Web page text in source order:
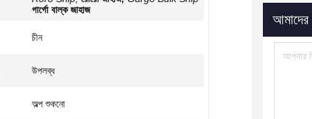
গার্গো বাল্ক জাহাজ
চীন
উপলব্ধ
অল্প শুকনো